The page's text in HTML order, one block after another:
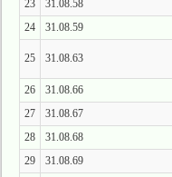
23
31.08.58
24
31.08.59
25 31.08.63
26
31.08.66
27
31.08.67
28
31.08.68
29
31.08.69